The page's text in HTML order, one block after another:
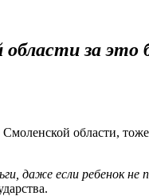
за это
Смоленской области,
даже если ребенок не